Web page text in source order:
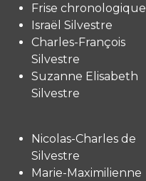
Frise chronologique
Israël Silvestre
Charles-François
Silvestre
Suzanne Elisabeth
Silvestre
Nicolas-Charles de
Silvestre
Marie-Maximilienne